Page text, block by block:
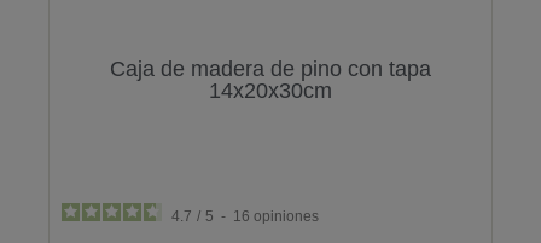
Caja de madera de pino con tapa
14x20x30cm
4.7 / 5 - 16 opiniones